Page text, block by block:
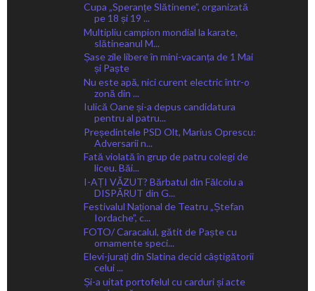
Cupa „Speranțe Slătinene”, organizată
pe 18 și 19 ...
Multipliu campion mondial la karate,
slătineanul M...
Șase zile libere în mini-vacanța de 1 Mai
și Paște
Nu este apă, nici curent electric într-o
zonă din ...
Iulică Oane și-a depus candidatura
pentru al patru...
Președintele PSD Olt, Marius Oprescu:
Adversarii n...
Fată violată în grup de patru colegi de
liceu. Băi...
I-AȚI VĂZUT? Bărbatul din Fălcoiu a
DISPĂRUT din G...
Festivalul Național de Teatru „Ștefan
Iordache”, c...
FOTO/ Caracalul, gătit de Paște cu
ornamente speci...
Elevi-jurați din Slatina decid câștigătorii
celui ...
Și-a uitat portofelul cu carduri și acte